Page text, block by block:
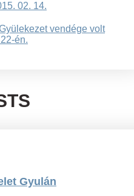
02. 14.
vendége volt
én.
Gyulán